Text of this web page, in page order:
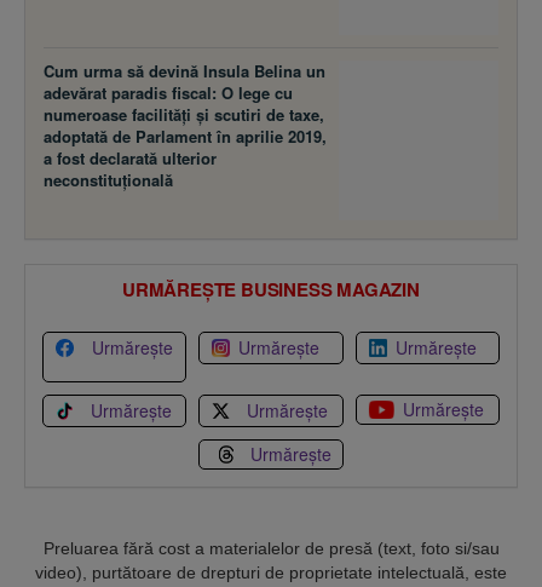
Cum urma să devină Insula Belina un
adevărat paradis fiscal: O lege cu
numeroase facilităţi şi scutiri de taxe,
adoptată de Parlament în aprilie 2019,
a fost declarată ulterior
neconstituţională
URMĂREȘTE BUSINESS MAGAZIN
Urmărește Urmărește Urmărește
Urmărește Urmărește
Urmărește
Urmărește
Preluarea fără cost a materialelor de presă (text, foto si/sau
video), purtătoare de drepturi de proprietate intelectuală, este